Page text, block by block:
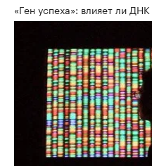
«Ген успеха»: влияет ли